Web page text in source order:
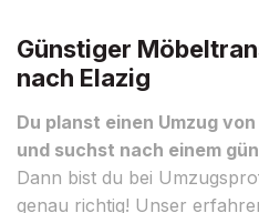
Günstiger
nach Elazig
Du planst einen Umzug
und suchst nach einem
Dann bist du bei
genau richtig! Unser